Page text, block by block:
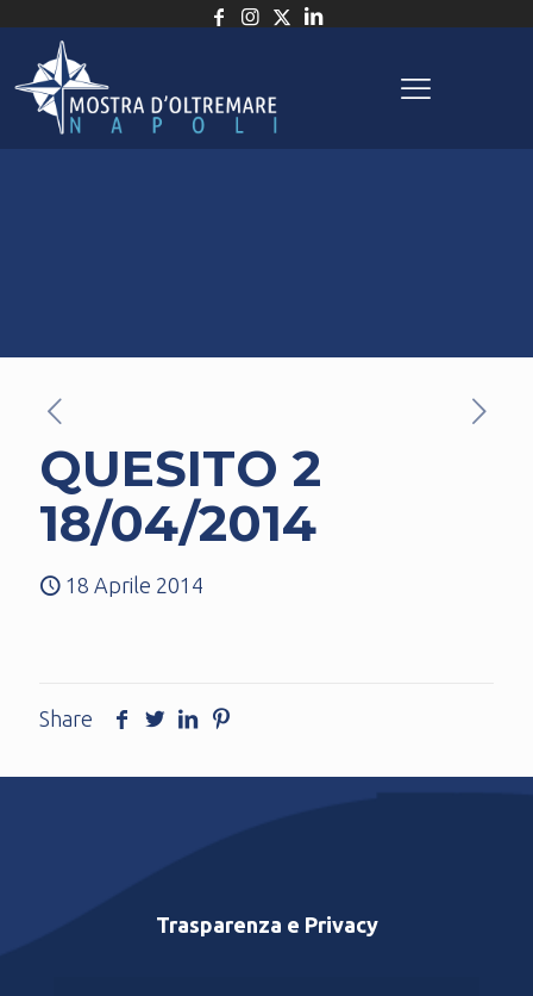
QUESITO 2
18/04/2014
18 Aprile 2014
Share
Trasparenza e Privacy